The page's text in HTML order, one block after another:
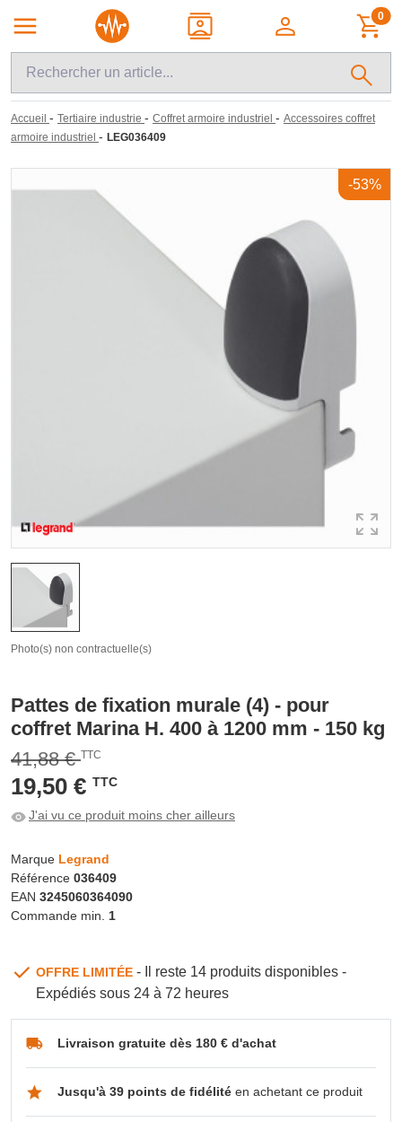
0
Accueil - Tertiaire industrie - Coffret armoire industriel - Accessoires coffret
armoire industriel - LEG036409
-53%
Photo(s) non contractuelle(s)
Pattes de fixation murale (4) - pour
coffret Marina H. 400 à 1200 mm - 150 kg
41,88 €TTC
19,50 € TTC
J'ai vu ce produit moins cher ailleurs
Marque Legrand
Référence 036409
EAN 3245060364090
Commande min. 1
OFFRE LIMITÉE- Il reste 14 produits disponibles -
Expédiés sous 24 à 72 heures
Livraison gratuite dès 180 € d'achat
Jusqu'à 39 points de fidélitéen achetant ce produit